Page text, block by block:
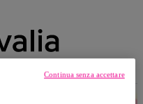
Continua senza accettare